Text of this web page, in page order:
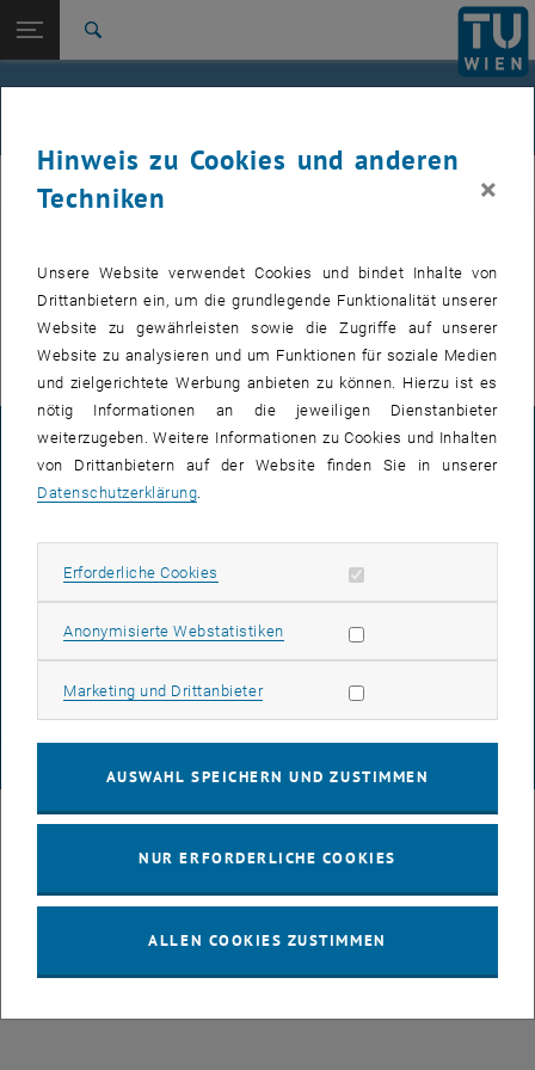
TU Login
Studium
International
Zur 1. Menü Ebene
E307-02-1-Forschungsgruppe Maschinenelemente und
Luftfahrtgetriebe
Zurück: Subseiten von E307-02-1-Forschungsgruppe
Maschinenelemente und
Luftfahrtgetriebe
Veranstaltungen
MEL
VERANSTALTUNGEN VOM 15. JULI 2026
Es gibt keine Veranstaltungen in der aktuellen Ansicht.
IMPRESSUM
COOKIEEINSTELLUNGEN
Hinweis zu Cookies und anderen
Techniken
×
Unsere Website verwendet Cookies und bindet Inhalte von
Drittanbietern ein, um die grundlegende Funktionalität unserer
Website zu gewährleisten sowie die Zugriffe auf unserer
Website zu analysieren und um Funktionen für soziale Medien
und zielgerichtete Werbung anbieten zu können. Hierzu ist es
nötig Informationen an die jeweiligen Dienstanbieter
weiterzugeben. Weitere Informationen zu Cookies und Inhalten
von Drittanbietern auf der Website finden Sie in unserer
Datenschutzerklärung.
Erforderliche Cookies Erforderliche Cookies zulassen
Anonymisierte WebstatistikenStatistik Cookies zulassen
Marketing und DrittanbieterMarketing Cookies zulassen
AUSWAHL SPEICHERN UND ZUSTIMMEN
NUR ERFORDERLICHE COOKIES
ALLEN COOKIES ZUSTIMMEN